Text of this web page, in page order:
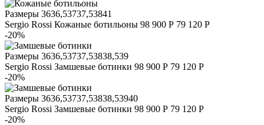
Размеры 3636,53737,53841
Sergio Rossi Кожаные ботильоны 98 900 Р 79 120 Р
-20%
Размеры 3636,53737,53838,539
Sergio Rossi Замшевые ботинки 98 900 Р 79 120 Р
-20%
Размеры 3636,53737,53838,53940
Sergio Rossi Замшевые ботинки 98 900 Р 79 120 Р
-20%